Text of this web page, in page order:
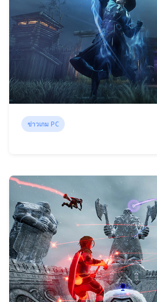
ข่าวเกม PC